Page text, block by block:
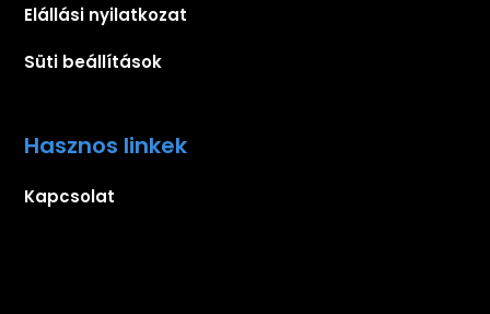
Elállási nyilatkozat
Süti beállítások
Hasznos linkek
Kapcsolat